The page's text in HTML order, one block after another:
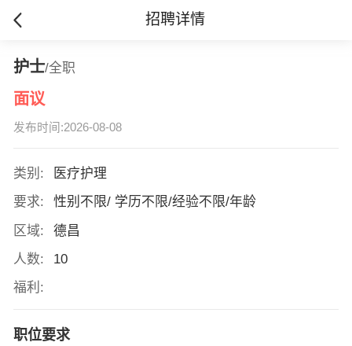
招聘详情
护士/全职
面议
发布时间:2026-08-08
类别:
医疗护理
要求:
性别不限/ 学历不限/经验不限/年龄
区域:
德昌
人数:
10
福利:
职位要求